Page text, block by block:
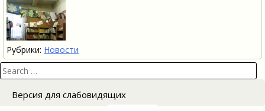
Рубрики: Новости
Search
for:
Версия для слабовидящих